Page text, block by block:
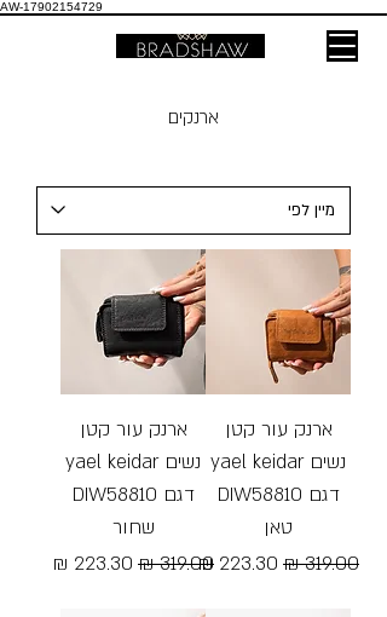
AW-17902154729
ארנקים
ארנק עור קטן
נשים yael keidar
דגם DIW58810
טאן
מחיר רגיל מחיר מבצע
ארנק עור קטן
נשים yael keidar
דגם DIW58810
שחור
מחיר רגיל מחיר מבצע